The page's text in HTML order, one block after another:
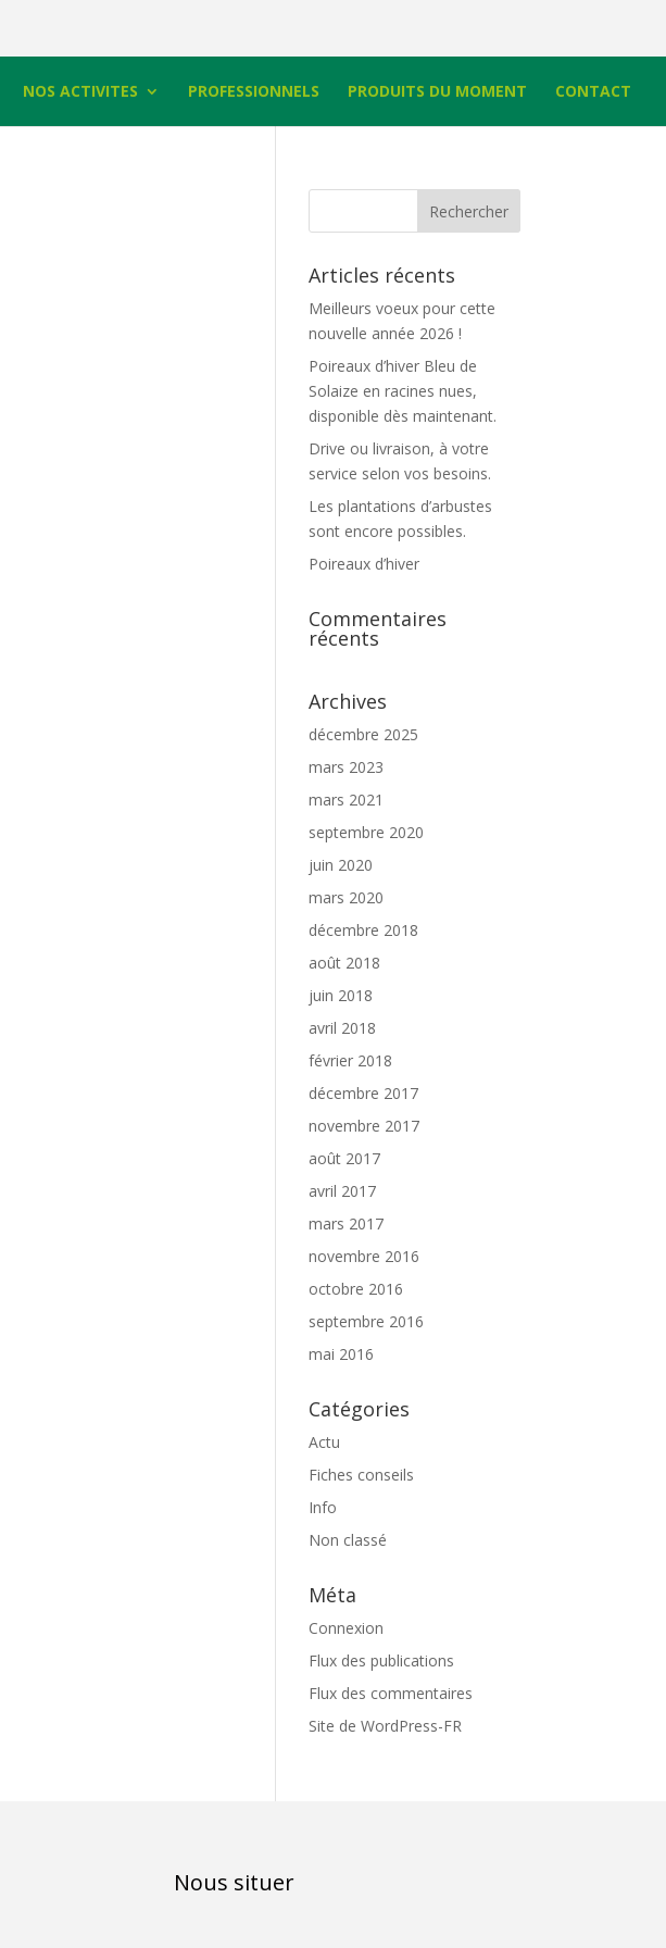
NOS ACTIVITES PROFESSIONNELS PRODUITS DU MOMENT CONTACT
Articles récents
Meilleurs voeux pour cette
nouvelle année 2026 !
Poireaux d’hiver Bleu de
Solaize en racines nues,
disponible dès maintenant.
Drive ou livraison, à votre
service selon vos besoins.
Les plantations d’arbustes
sont encore possibles.
Poireaux d’hiver
Commentaires
récents
Archives
décembre 2025
mars 2023
mars 2021
septembre 2020
juin 2020
mars 2020
décembre 2018
août 2018
juin 2018
avril 2018
février 2018
décembre 2017
novembre 2017
août 2017
avril 2017
mars 2017
novembre 2016
octobre 2016
septembre 2016
mai 2016
Catégories
Actu
Fiches conseils
Info
Non classé
Méta
Connexion
Flux des publications
Flux des commentaires
Site de WordPress-FR
Nous situer